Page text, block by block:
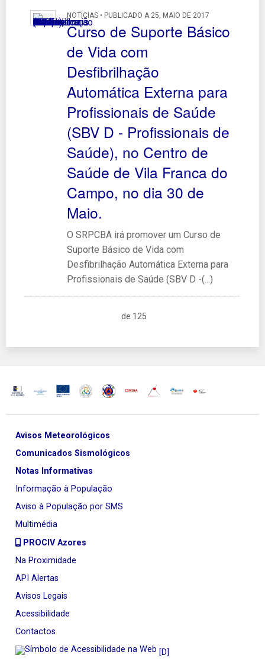
NOTÍCIAS • PUBLICADO A 25, MAIO DE 2017
Curso de Suporte Básico
de Vida com
Desfibrilhação
Automática Externa para
Profissionais de Saúde
(SBV D - Profissionais de
Saúde), no Centro de
Saúde de Vila Franca do
Campo, no dia 30 de
Maio.
O SRPCBA irá promover um Curso de
Suporte Básico de Vida com
Desfibrilhação Automática Externa para
Profissionais de Saúde (SBV D -(...)
de 125
Avisos Meteorológicos
Comunicados Sismológicos
Notas Informativas
Informação à População
Aviso à População por SMS
Multimédia
PROCIV Azores
Na Proximidade
API Alertas
Avisos Legais
Acessibilidade
Contactos
[D]